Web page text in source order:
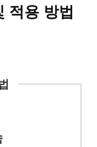
적용 방법